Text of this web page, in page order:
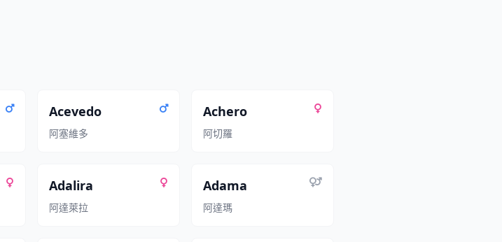
Acevedo
阿塞維多
Achero
阿切羅
Adalira
阿達萊拉
Adama
阿達瑪